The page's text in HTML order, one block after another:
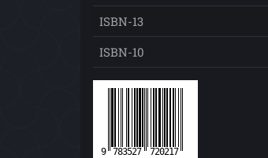
ISBN-13
ISBN-10